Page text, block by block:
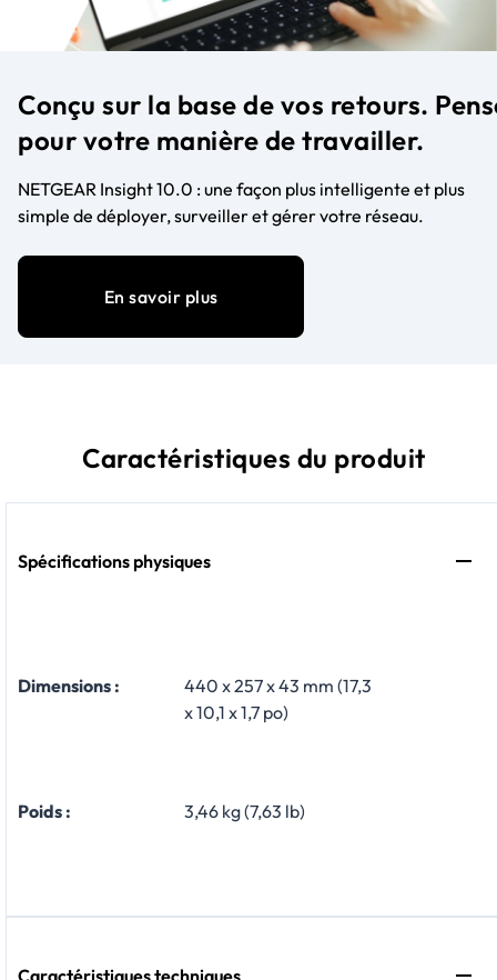
Conçu sur la base de vos retours.
pour votre manière de travailler.
NETGEAR Insight 10.0 : une façon plus intelligente et plus
simple de déployer, surveiller et gérer votre réseau.
En savoir plus
Caractéristiques du produit
Spécifications physiques
Dimensions :
440 x 257 x 43 mm (17,3
x 10,1 x 1,7 po)
Poids : 3,46 kg (7,63 lb)